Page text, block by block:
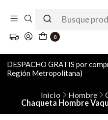
0
DESPACHO GRATIS por
Región Metropolitana)
Inicio Hombre
Chaqueta Hombre